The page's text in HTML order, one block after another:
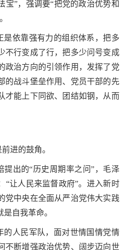
宝”，强调要“把党的政治优势和
是依靠强有力的组织体系，把多
不行变成了行，把多少问号变成
政治方向的引领作用，发挥了党
的战斗堡垒作用、党员干部的先
才能上下同欲、团结如钢，从而
进的鼓角。
提出的“历史周期率之问”，毛泽
“让人民来监督政府”。进入新时
党中央在全面从严治党伟大实践
自我革命。
的人民军队，面对世情国情党情
不断增强政治优势、阔步迈向世